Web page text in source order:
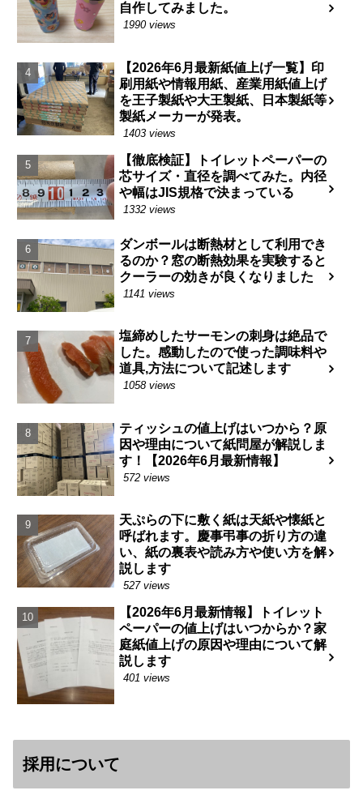
自作してみました。
1990 views
【2026年6月最新紙値上げ一覧】印
刷用紙や情報用紙、産業用紙値上げ
を王子製紙や大王製紙、日本製紙等
製紙メーカーが発表。
1403 views
【徹底検証】トイレットペーパーの
芯サイズ・直径を調べてみた。内径
や幅はJIS規格で決まっている
1332 views
ダンボールは断熱材として利用でき
るのか？窓の断熱効果を実験すると
クーラーの効きが良くなりました
1141 views
塩締めしたサーモンの刺身は絶品で
した。感動したので使った調味料や
道具,方法について記述します
1058 views
ティッシュの値上げはいつから？原
因や理由について紙問屋が解説しま
す！【2026年6月最新情報】
572 views
天ぷらの下に敷く紙は天紙や懐紙と
呼ばれます。慶事弔事の折り方の違
い、紙の裏表や読み方や使い方を解
説します
527 views
【2026年6月最新情報】トイレット
ペーパーの値上げはいつからか？家
庭紙値上げの原因や理由について解
説します
401 views
採用について